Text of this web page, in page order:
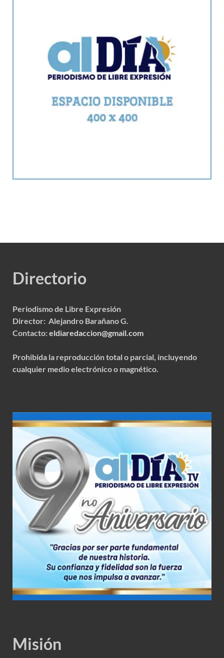
Directorio
Periodismo de Libre Expresión
Director: Alejandro Barañano G.
Contacto:eldiaredaccion@gmail.com
Prohibida la reproducción total o parcial, incluyendo
cualquier medio electrónico o magnético.
Misión